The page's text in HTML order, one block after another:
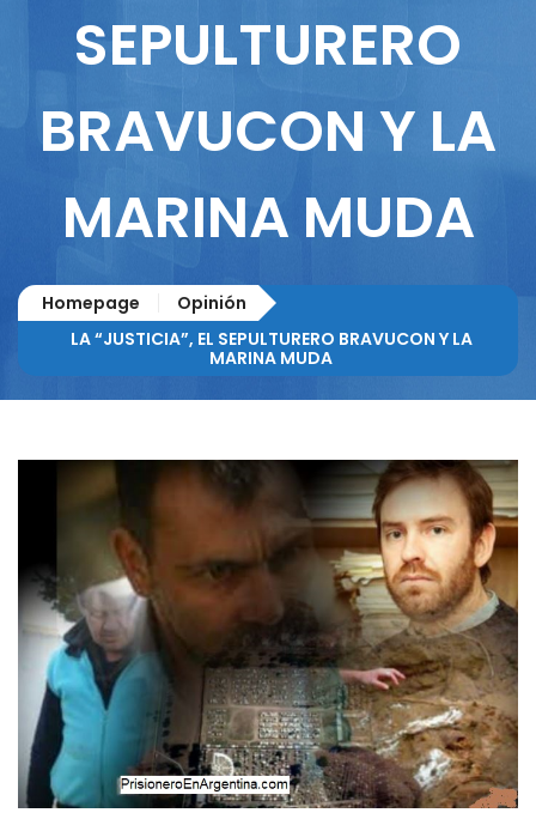
Columnistas
SEPULTURERO
BRAVUCON Y LA
MARINA MUDA
Homepage
Opinión
LA “JUSTICIA”, EL SEPULTURERO BRAVUCON Y LA
MARINA MUDA